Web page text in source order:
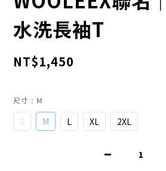
水洗長袖T
NT$1,450
尺寸 : M
S M L XL 2XL